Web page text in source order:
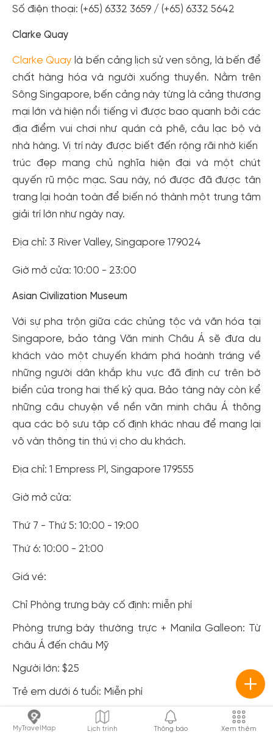
Số điện thoại: (+65) 6332 3659 / (+65) 6332 5642
Clarke Quay
Clarke Quay là bến cảng lịch sử ven sông, là bến để
chất hàng hóa và người xuống thuyền. Nằm trên
Sông Singapore, bến cảng này từng là cảng thương
mại lớn và hiện nổi tiếng vì được bao quanh bởi các
địa điểm vui chơi như quán cà phê, câu lạc bộ và
nhà hàng. Vị trí này được biết đến rộng rãi nhờ kiến ​​
trúc đẹp mang chủ nghĩa hiện đại và một chút
quyến rũ mộc mạc. Sau này, nó được đã được tân
trang lại hoàn toàn để biến nó thành một trung tâm
giải trí lớn như ngày nay.
Địa chỉ: 3 River Valley, Singapore 179024
Giờ mở cửa: 10:00 - 23:00
Asian Civilization Museum
Với sự pha trộn giữa các chủng tộc và văn hóa tại
Singapore, bảo tàng Văn minh Châu Á sẽ đưa du
khách vào một chuyến khám phá hoành tráng về
những người dân khắp khu vực đã định cư trên bờ
biển của trong hai thế kỷ qua. Bảo tàng này còn kể
những câu chuyện về nền văn minh châu Á thông
qua các bộ sưu tập cố định khác nhau để mang lại
vô vàn thông tin thú vị cho du khách.
Địa chỉ: 1 Empress Pl, Singapore 179555
Giờ mở cửa:
Thứ 7 - Thứ 5: 10:00 - 19:00
Thứ 6: 10:00 - 21:00
Giá vé:
Chỉ Phòng trưng bày cố định: miễn phí
Phòng trưng bày thường trực + Manila Galleon: Từ
châu Á đến châu Mỹ
Người lớn: $25
Trẻ em dưới 6 tuổi: Miễn phí
Hong San See Temple
MyTravelMap Lịch trình Thông báo Xem thêm